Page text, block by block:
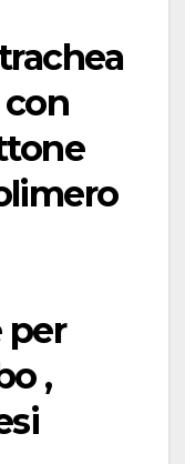
per
,